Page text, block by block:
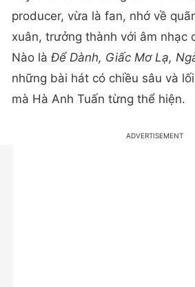
producer, vừa là fan, nhớ về
xuân, trưởng thành với âm nhạc
Nào là Để Dành, Giấc Mơ Lạ,
những bài hát có chiều sâu và
mà Hà Anh Tuấn từng thể hiện.